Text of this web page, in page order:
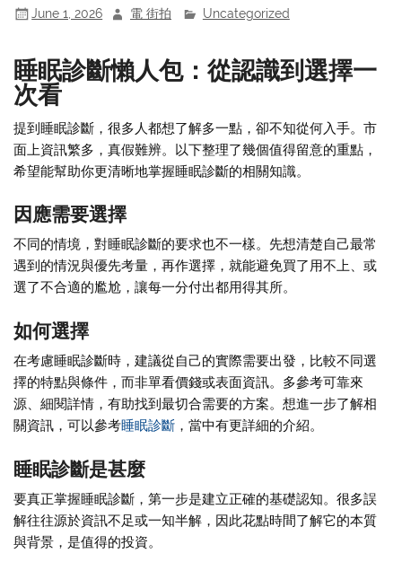
June 1, 2026 電 街拍 Uncategorized
睡眠診斷懶人包：從認識到選擇一
次看
提到睡眠診斷，很多人都想了解多一點，卻不知從何入手。市
面上資訊繁多，真假難辨。以下整理了幾個值得留意的重點，
希望能幫助你更清晰地掌握睡眠診斷的相關知識。
因應需要選擇
不同的情境，對睡眠診斷的要求也不一樣。先想清楚自己最常
遇到的情況與優先考量，再作選擇，就能避免買了用不上、或
選了不合適的尷尬，讓每一分付出都用得其所。
如何選擇
在考慮睡眠診斷時，建議從自己的實際需要出發，比較不同選
擇的特點與條件，而非單看價錢或表面資訊。多參考可靠來
源、細閱詳情，有助找到最切合需要的方案。想進一步了解相
關資訊，可以參考睡眠診斷 ，當中有更詳細的介紹。
睡眠診斷是甚麼
要真正掌握睡眠診斷，第一步是建立正確的基礎認知。很多誤
解往往源於資訊不足或一知半解，因此花點時間了解它的本質
與背景，是值得的投資。